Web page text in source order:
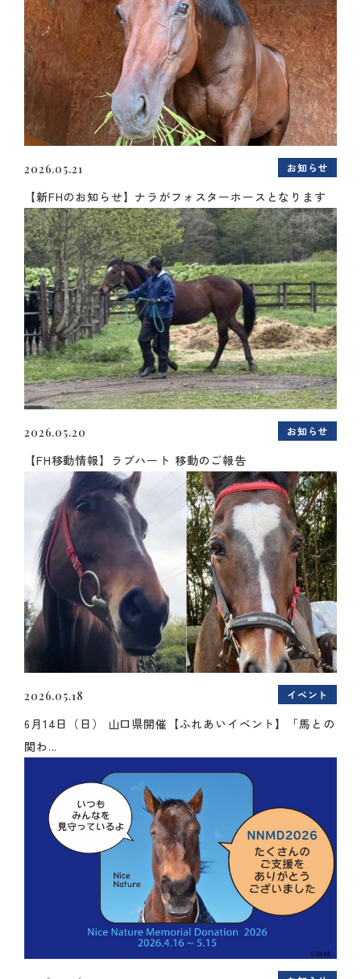
2026.05.21 お知らせ
【新FHのお知らせ】ナラがフォスターホースとなります
2026.05.20 お知らせ
【FH移動情報】ラブハート 移動のご報告
2026.05.18 イベント
6月14日（日） 山口県開催【ふれあいイベント】「馬との
関わ...